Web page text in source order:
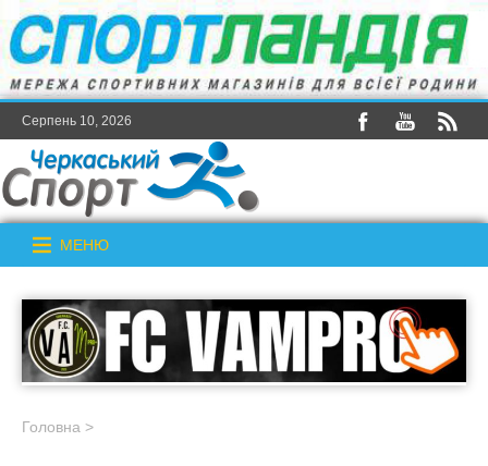
Серпень 10, 2026
МЕНЮ
Головна >